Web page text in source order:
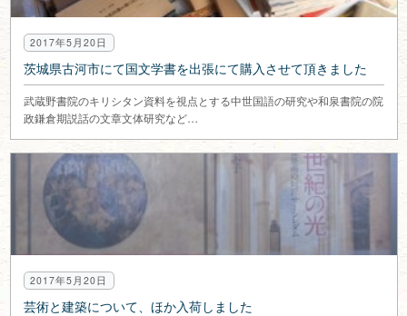
2017年5月20日
茨城県古河市にて国文学書を出張にて購入させて頂きました
武蔵野書院のキリシタン資料を視点とする中世国語の研究や和泉書院の院
政鎌倉期説話の文章文体研究など…
2017年5月20日
芸術と建築について、ほか入荷しました